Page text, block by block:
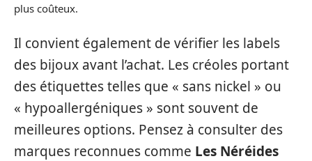
plus coûteux.
Il convient également de vérifier les labels
des bijoux avant l’achat. Les créoles portant
des étiquettes telles que « sans nickel » ou
« hypoallergéniques » sont souvent de
meilleures options. Pensez à consulter des
marques reconnues comme Les Néréides